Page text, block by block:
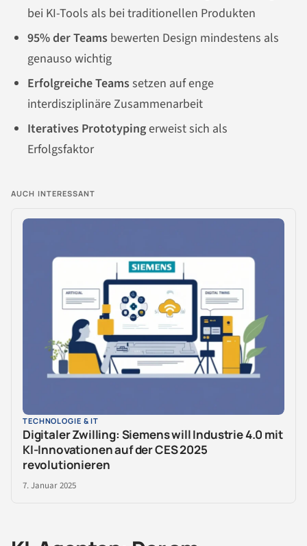
bei KI-Tools als bei traditionellen Produkten
95% der Teams bewerten Design mindestens als
genauso wichtig
Erfolgreiche Teamssetzen auf enge
interdisziplinäre Zusammenarbeit
Iteratives Prototypingerweist sich als
Erfolgsfaktor
AUCH INTERESSANT
TECHNOLOGIE & IT
Digitaler Zwilling: Siemens will Industrie 4.0 mit
KI-Innovationen auf der CES 2025
revolutionieren
7. Januar 2025